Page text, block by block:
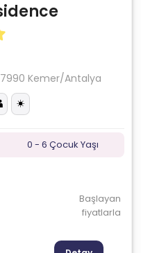
Kemer/Antalya
0 - 6 Çocuk Yaşı
Başlayan
fiyatlarla